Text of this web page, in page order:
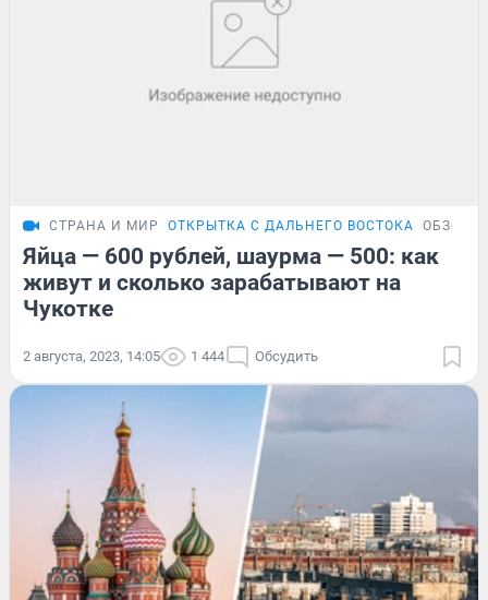
СТРАНА И МИР ОТКРЫТКА С ДАЛЬНЕГО ВОСТОКА ОБЗОР
Яйца — 600 рублей, шаурма — 500: как
живут и сколько зарабатывают на
Чукотке
2 августа, 2023, 14:05 1 444 Обсудить